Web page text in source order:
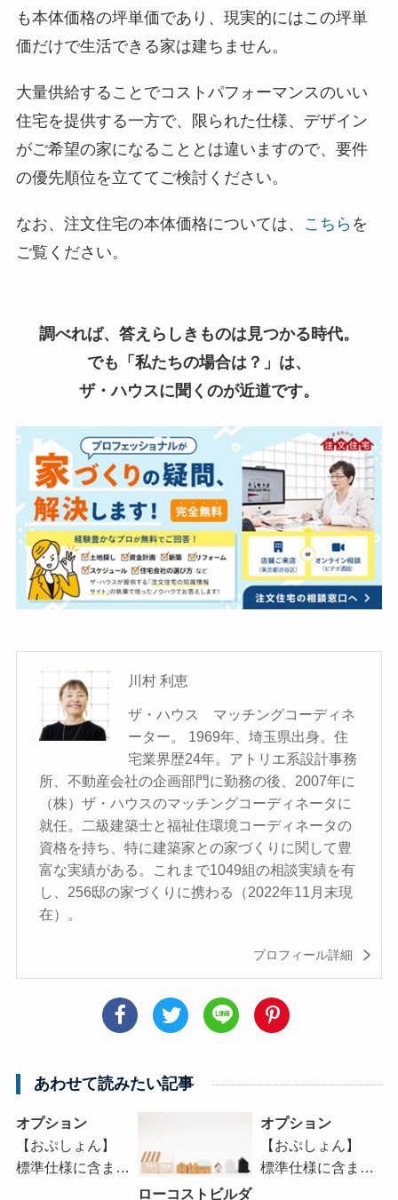
も本体価格の坪単価であり、現実的にはこの坪単
価だけで生活できる家は建ちません。
大量供給することでコストパフォーマンスのいい
住宅を提供する一方で、限られた仕様、デザイン
がご希望の家になることとは違いますので、要件
の優先順位を立ててご検討ください。
なお、注文住宅の本体価格については、 こちら を
ご覧ください。
調べれば、答えらしきものは見つかる時代。
でも「私たちの場合は？」は、
ザ・ハウスに聞くのが近道です。
川村 利恵
ザ・ハウス マッチングコーディネ
ーター。 1969年、埼玉県出身。住
宅業界歴24年。アトリエ系設計事務
所、不動産会社の企画部門に勤務の後、2007年に
（株）ザ・ハウスのマッチングコーディネータに
就任。二級建築士と福祉住環境コーディネータの
資格を持ち、特に建築家との家づくりに関して豊
富な実績がある。これまで1049組の相談実績を有
し、256邸の家づくりに携わる（2022年11月末現
在）。
プロフィール詳細
あわせて読みたい記事
オプション
【おぷしょん】
標準仕様に含ま…
ローコストビルダ
オプション
【おぷしょん】
標準仕様に含ま…